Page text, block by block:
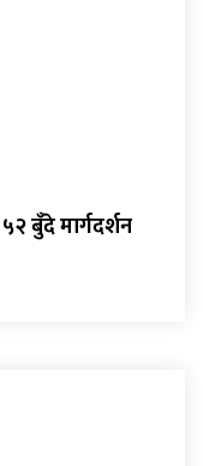
बुँदे मार्गदर्शन